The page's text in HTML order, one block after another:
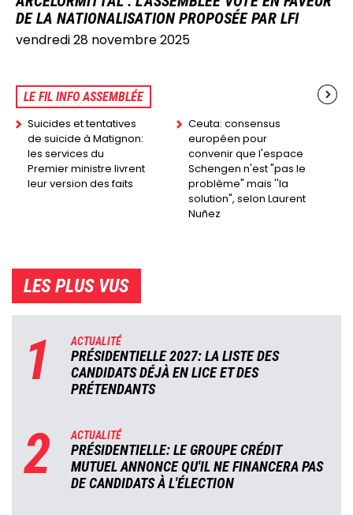
DE LA NATIONALISATION PROPOSÉE PAR LFI
vendredi 28 novembre 2025
LE FIL INFO ASSEMBLÉE
Suicides et tentatives
de suicide à Matignon:
les services du
Premier ministre livrent
leur version des faits
Ceuta: consensus
européen pour
convenir que l'espace
Schengen n'est "pas le
problème" mais ''la
solution", selon Laurent
Nuñez
LES PLUS VUS
1 ACTUALITÉ
PRÉSIDENTIELLE 2027: LA LISTE DES
CANDIDATS DÉJÀ EN LICE ET DES
PRÉTENDANTS
2 ACTUALITÉ
PRÉSIDENTIELLE: LE GROUPE CRÉDIT
MUTUEL ANNONCE QU'IL NE FINANCERA PAS
DE CANDIDATS À L'ÉLECTION